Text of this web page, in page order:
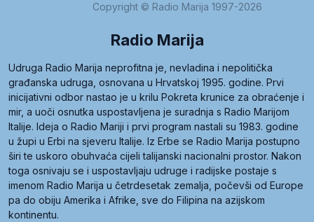
Copyright © Radio Marija 1997-2026
Radio Marija
Udruga Radio Marija neprofitna je, nevladina i nepolitička
građanska udruga, osnovana u Hrvatskoj 1995. godine. Prvi
inicijativni odbor nastao je u krilu Pokreta krunice za obraćenje i
mir, a uoči osnutka uspostavljena je suradnja s Radio Marijom
Italije. Ideja o Radio Mariji i prvi program nastali su 1983. godine
u župi u Erbi na sjeveru Italije. Iz Erbe se Radio Marija postupno
širi te uskoro obuhvaća cijeli talijanski nacionalni prostor. Nakon
toga osnivaju se i uspostavljaju udruge i radijske postaje s
imenom Radio Marija u četrdesetak zemalja, počevši od Europe
pa do obiju Amerika i Afrike, sve do Filipina na azijskom
kontinentu.